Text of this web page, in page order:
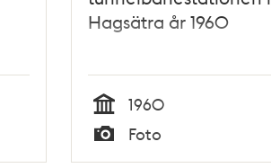
Hagsätra år 1960
Tid
1960
Typ
Foto